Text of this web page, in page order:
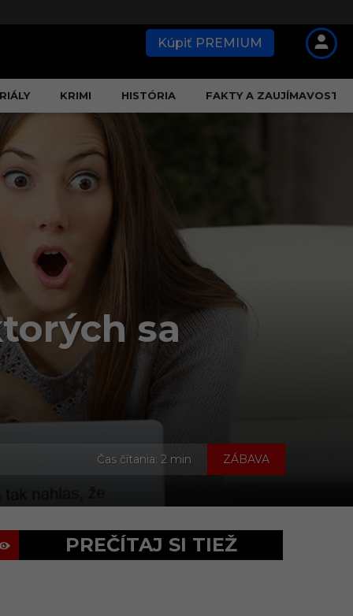
Kúpiť PREMIUM
KRIMI HISTÓRIA FAKTY A ZAUJÍMAVOSTI
sa
Čas čítania: 2 min ZÁBAVA
PREČÍTAJ SI TIEŽ